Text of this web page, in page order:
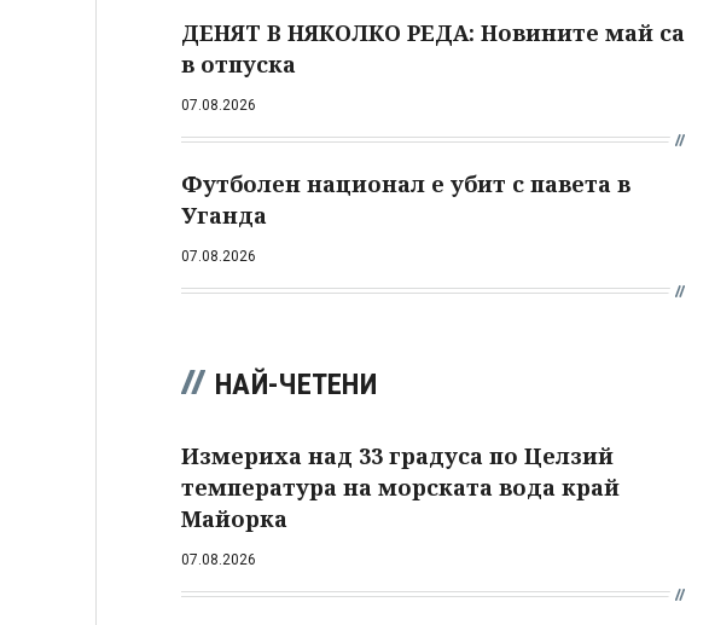
ДЕНЯТ В НЯКОЛКО РЕДА: Новините май са
в отпуска
07.08.2026
Футболен национал е убит с павета в
Уганда
07.08.2026
НАЙ-ЧЕТЕНИ
Измериха над 33 градуса по Целзий
температура на морската вода край
Майорка
07.08.2026